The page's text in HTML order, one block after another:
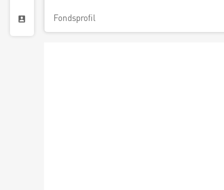
Fondsprofil